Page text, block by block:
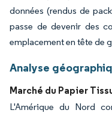
données (rendus de
passe de devenir des
emplacement en tête de
Analyse
Marché du Papier
L'Amérique du Nord